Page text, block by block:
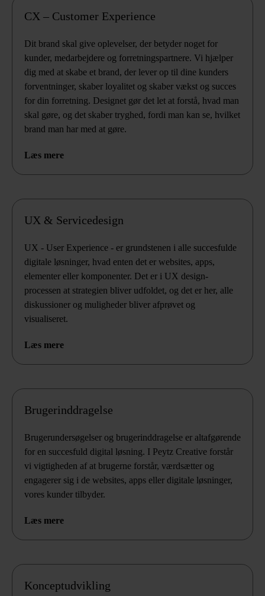
CX – Customer Experience
Dit brand skal give oplevelser, der betyder noget for
kunder, medarbejdere og forretningspartnere. Vi hjælper
dig med at skabe et brand, der lever op til dine kunders
forventninger, skaber loyalitet og skaber vækst og succes
for din forretning. Designet gør det let at forstå, hvad man
skal gøre, og det skaber tryghed, fordi man kan se, hvilket
brand man har med at gøre.
Læs mere
UX & Servicedesign
UX - User Experience - er grundstenen i alle succesfulde
digitale løsninger, hvad enten det er websites, apps,
elementer eller komponenter. Det er i UX design-
processen at strategien bliver udfoldet, og det er her, alle
diskussioner og muligheder bliver afprøvet og
visualiseret.
Læs mere
Brugerinddragelse
Brugerundersøgelser og brugerinddragelse er altafgørende
for en succesfuld digital løsning. I Peytz Creative forstår
vi vigtigheden af at brugerne forstår, værdsætter og
engagerer sig i de websites, apps eller digitale løsninger,
vores kunder tilbyder.
Læs mere
Konceptudvikling